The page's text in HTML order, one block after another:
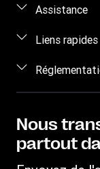
Envoyer de
Devis
Assistance
Foire aux
Liens rapides
Se connecter/
Devenir agent
Suivre un
Déclaration
Conditions
Informations
Nous
partout